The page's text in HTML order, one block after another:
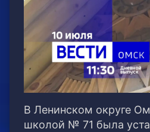
В Ленинском округе
школой № 71 была